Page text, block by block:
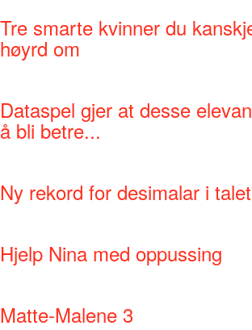
Tre smarte kvinner du
høyrd om
Dataspel gjer at desse
å bli betre...
Ny rekord for desimalar i
Hjelp Nina med oppussing
Matte-Malene 3